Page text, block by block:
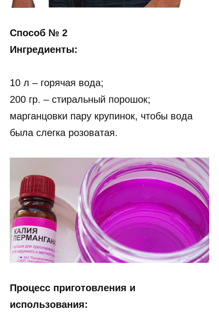
Способ № 2
Ингредиенты:
10 л – горячая вода;
200 гр. – стиральный порошок;
марганцовки пару крупинок, чтобы вода
была слегка розоватая.
Процесс приготовления и
использования: